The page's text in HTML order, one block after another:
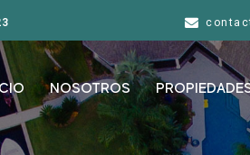
NOSOTROS